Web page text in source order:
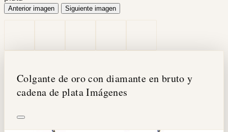
Anterior imagen Siguiente imagen
Colgante de oro con diamante en bruto y
cadena de plata Imágenes